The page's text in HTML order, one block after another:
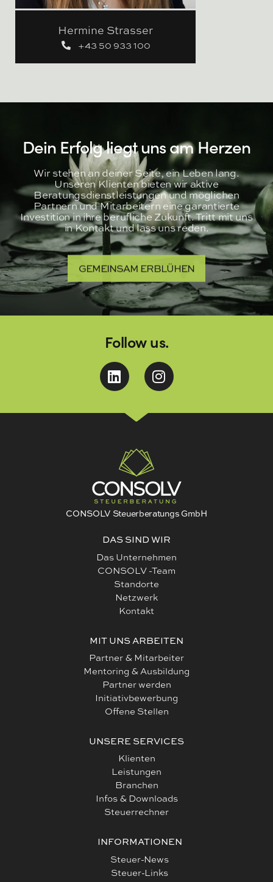
Hermine Strasser
+43 50 933 100
Dein Erfolg liegt uns am Herzen
Wir stehen an deiner Seite, ein Leben lang.
Unseren Klienten bieten wir aktive
Beratungsdienstleistungen und möglichen
Partnern und Mitarbeitern eine garantierte
Investition in ihre berufliche Zukunft. Tritt mit uns
in Kontakt und lass uns reden.
GEMEINSAM ERBLÜHEN
Follow us.
CONSOLV Steuerberatungs GmbH
DAS SIND WIR
Das Unternehmen
CONSOLV -Team
Standorte
Netzwerk
Kontakt
MIT UNS ARBEITEN
Partner & Mitarbeiter
Mentoring & Ausbildung
Partner werden
Initiativbewerbung
Offene Stellen
UNSERE SERVICES
Klienten
Leistungen
Branchen
Infos & Downloads
Steuerrechner
INFORMATIONEN
Steuer-News
Steuer-Links